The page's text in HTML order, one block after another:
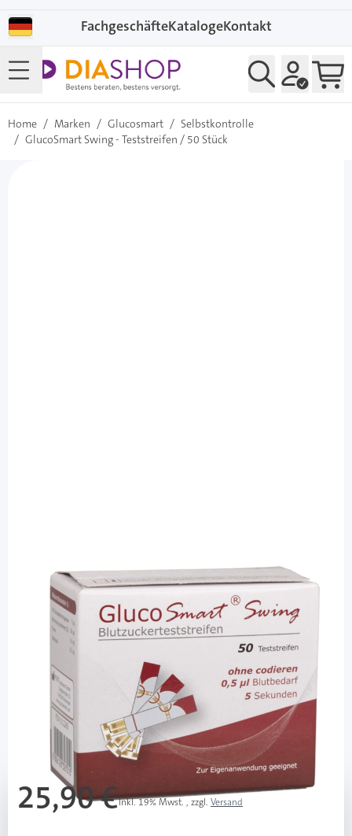
FachgeschäfteKatalogeKontakt
Home / Marken / Glucosmart / Selbstkontrolle
/ GlucoSmart Swing - Teststreifen / 50 Stück
Stück
PZN: 00112265 / Diashop.de Kat.-Nr. 110764
sofort verfügbar
Lieferzeit 1-3 Werktage
Besonderheiten
k. A.
Mehr über das Produkt
25,90 €Inkl. 19% Mwst. , zzgl. Versand